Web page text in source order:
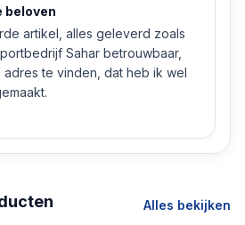
beloven
artikel, alles geleverd zoals
Sahar betrouwbaar,
te vinden, dat heb ik wel
Alles bekijken